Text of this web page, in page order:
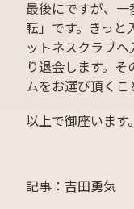
最後にですが、一
転」です。きっと
ットネスクラブ
り退会します。
ムをお選び頂くこ
以上で御座います
記事：吉田勇気